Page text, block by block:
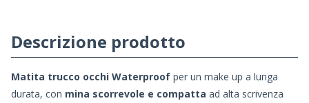
Descrizione prodotto
Matita trucco occhi Waterproof per un make up a lunga
durata, con mina scorrevole e compatta ad alta scrivenza